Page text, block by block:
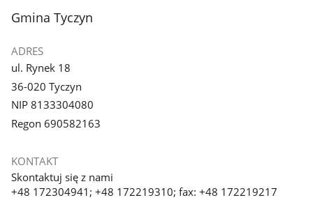
stopka
Gmina Tyczyn
ADRES
ul. Rynek 18
36-020 Tyczyn
NIP 8133304080
Regon 690582163
KONTAKT
Skontaktuj się z nami
+48 172304941; +48 172219310; fax: +48 172219217